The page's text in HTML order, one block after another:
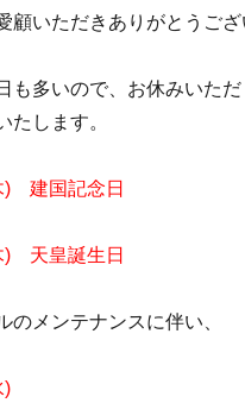
顧いただきありがとうござ
も多いので、お休みいた
たします。
) 建国記念日
) 天皇誕生日
のメンテナンスに伴い、
)